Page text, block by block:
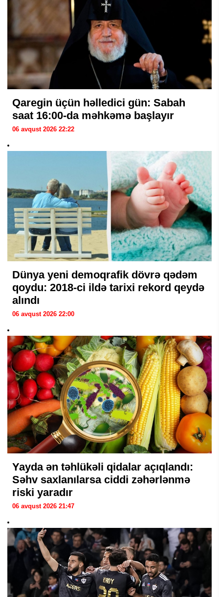
Qaregin üçün həlledici gün: Sabah
saat 16:00-da məhkəmə başlayır
06 avqust 2026 22:22
Dünya yeni demoqrafik dövrə qədəm
qoydu: 2018-ci ildə tarixi rekord qeydə
alındı
06 avqust 2026 22:00
Yayda ən təhlükəli qidalar açıqlandı:
Səhv saxlanılarsa ciddi zəhərlənmə
riski yaradır
06 avqust 2026 21:47